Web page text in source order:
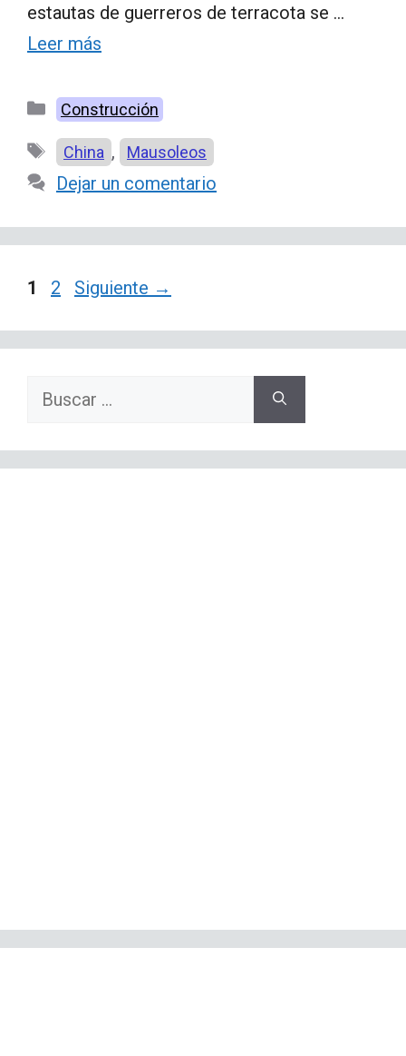
estautas de guerreros de terracota se …
Leer más
Categorías
Construcción
Etiquetas
China , Mausoleos
Dejar un comentario
Página
1 Página
2 Siguiente →
Buscar: